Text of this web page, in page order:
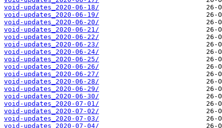
void-updates_2020-06-18/
void-updates_2020-06-19/
void-updates_2020-06-20/
void-updates_2020-06-21/
void-updates_2020-06-22/
void-updates_2020-06-23/
void-updates_2020-06-24/
void-updates_2020-06-25/
void-updates_2020-06-26/
void-updates_2020-06-27/
void-updates_2020-06-28/
void-updates_2020-06-29/
void-updates_2020-06-30/
void-updates_2020-07-01/
void-updates_2020-07-02/
void-updates_2020-07-03/
void-updates_2020-07-04/